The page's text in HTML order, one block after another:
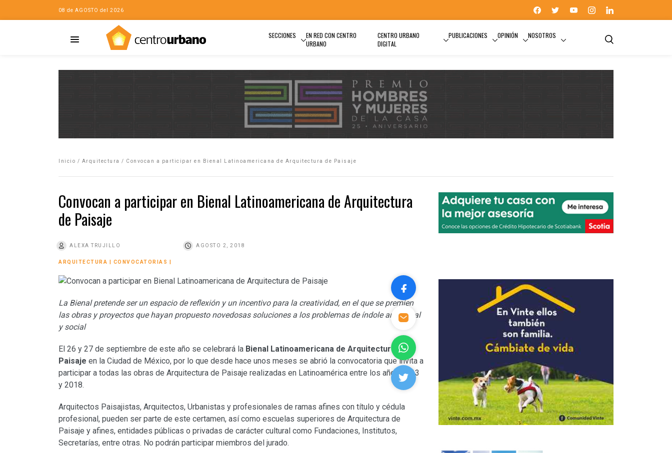
08 de AGOSTO del 2026
SECCIONES
EN RED CON CENTRO
URBANO
CENTRO URBANO
DIGITAL
PUBLICACIONES OPINIÓN NOSOTROS
Inicio / Arquitectura / Convocan a participar en Bienal Latinoamericana de Arquitectura de Paisaje
Convocan a participar en Bienal Latinoamericana de Arquitectura
de Paisaje
ALEXA TRUJILLO AGOSTO 2, 2018
ARQUITECTURA CONVOCATORIAS
La Bienal pretende ser un espacio de reflexión y un incentivo para la creatividad, en el que se premien
las obras y proyectos que hayan propuesto novedosas soluciones a los problemas de índole ambiental
y social
El 26 y 27 de septiembre de este año se celebrará la Bienal Latinoamericana de Arquitectura de
Paisaje en la Ciudad de México, por lo que desde hace unos meses se abrió la convocatoria que invita a
participar a todas las obras de Arquitectura de Paisaje realizadas en Latinoamérica entre los años 2013
y 2018.
Arquitectos Paisajistas, Arquitectos, Urbanistas y profesionales de ramas afines con título y cédula
profesional, pueden ser parte de este certamen, así como escuelas superiores de Arquitectura de
Paisaje y afines, entidades públicas o privadas de carácter cultural como Fundaciones, Institutos,
Secretarías, entre otras. No podrán participar miembros del jurado.